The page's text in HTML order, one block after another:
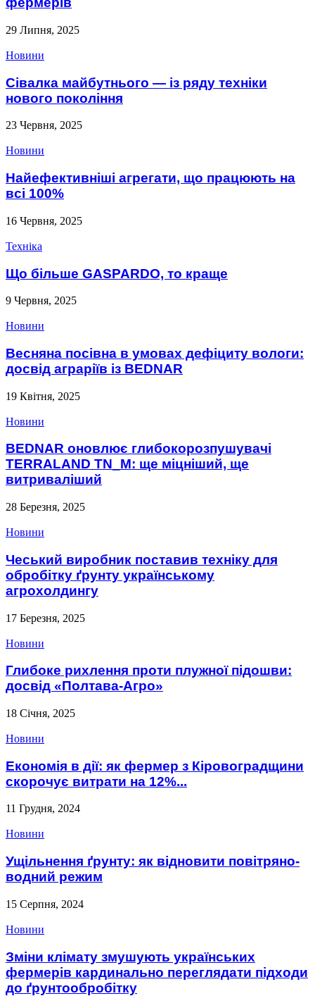
29 Липня, 2025
Новини
Сівалка майбутнього — із ряду техніки
нового покоління
23 Червня, 2025
Новини
Найефективніші агрегати, що працюють на
всі 100%
16 Червня, 2025
Техніка
Що більше GASPARDO, то краще
9 Червня, 2025
Новини
Весняна посівна в умовах дефіциту вологи:
досвід аграріїв із BEDNAR
19 Квітня, 2025
Новини
BEDNAR оновлює глибокорозпушувачі
TERRALAND TN_M: ще міцніший, ще
витриваліший
28 Березня, 2025
Новини
Чеський виробник поставив техніку для
обробітку ґрунту українському
агрохолдингу
17 Березня, 2025
Новини
Глибоке рихлення проти плужної підошви:
досвід «Полтава-Агро»
18 Січня, 2025
Новини
Економія в дії: як фермер з Кіровоградщини
скорочує витрати на 12%...
11 Грудня, 2024
Новини
Ущільнення ґрунту: як відновити повітряно-
водний режим
15 Серпня, 2024
Новини
Зміни клімату змушують українських
фермерів кардинально переглядати підходи
до ґрунтообробітку